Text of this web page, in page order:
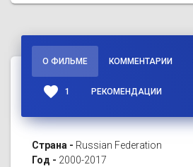
О ФИЛЬМЕ КОММЕНТАРИИ
favorite 1 РЕКОМЕНДАЦИИ
Страна - Russian Federation
Год - 2000-2017